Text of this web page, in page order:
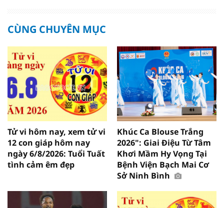
CÙNG CHUYÊN MỤC
Tử vi hôm nay, xem tử vi
12 con giáp hôm nay
ngày 6/8/2026: Tuổi Tuất
tình cảm êm đẹp
Khúc Ca Blouse Trắng
2026": Giai Điệu Từ Tâm
Khơi Mầm Hy Vọng Tại
Bệnh Viện Bạch Mai Cơ
Sở Ninh Bình